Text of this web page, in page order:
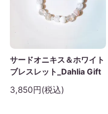
サードオニキス＆ホワイト
ブレスレット_Dahlia Gift
3,850円(税込)